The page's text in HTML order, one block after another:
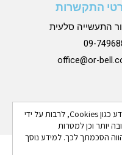
באתר זה נעשה שימוש בטכנולוגיות איסוף מידע כגון Cookies, לרבות על ידי
יותר וכן למטרות
הסכמתך לכך. למידע נוסך
התקשרות
התעשייה סלעית
09-
office@or-